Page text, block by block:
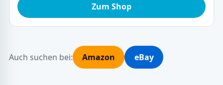
Zum Shop
Auch suchen bei: Amazon eBay